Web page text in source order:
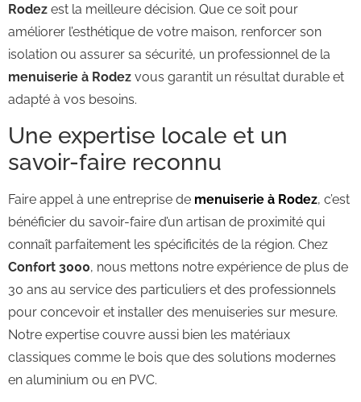
Rodez est la meilleure décision. Que ce soit pour
améliorer l’esthétique de votre maison, renforcer son
isolation ou assurer sa sécurité, un professionnel de la
menuiserie à Rodez vous garantit un résultat durable et
adapté à vos besoins.
Une expertise locale et un
savoir-faire reconnu
Faire appel à une entreprise de menuiserie à Rodez, c’est
bénéficier du savoir-faire d’un artisan de proximité qui
connaît parfaitement les spécificités de la région. Chez
Confort 3000, nous mettons notre expérience de plus de
30 ans au service des particuliers et des professionnels
pour concevoir et installer des menuiseries sur mesure.
Notre expertise couvre aussi bien les matériaux
classiques comme le bois que des solutions modernes
en aluminium ou en PVC.